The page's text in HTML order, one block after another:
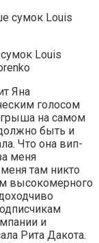
Louis
Яна
голосом
на самом
быть и
Что она вип-
меня
там никто
высокомерного
и
Рита Дакота.